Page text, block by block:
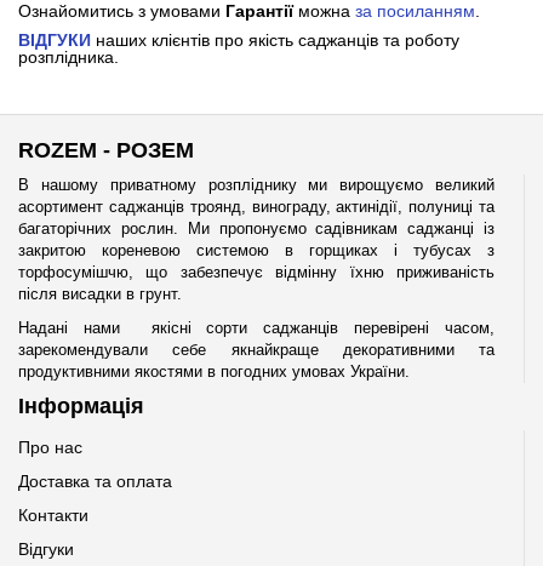
Ознайомитись з умовами Гарантії можна за посиланням
ВІДГУКИ наших клієнтів про якість саджанців та роботу
розплідника.
ROZEM - РОЗЕМ
В нашому приватному розпліднику ми вирощуємо великий
асортимент саджанців троянд, винограду, актинідії, полуниці та
багаторічних рослин. Ми пропонуємо садівникам саджанці із
закритою кореневою системою в горщиках і тубусах з
торфосумішчю, що забезпечує відмінну їхню приживаність
після висадки в грунт.
Надані нами якісні сорти саджанців перевірені часом,
зарекомендували себе якнайкраще декоративними та
продуктивними якостями в погодних умовах України.
Інформація
Про нас
Доставка та оплата
Контакти
Відгуки